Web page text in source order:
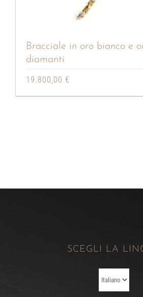
Bracciale in oro bianco e
diamanti
19.800,00 €
SCEGLI LA